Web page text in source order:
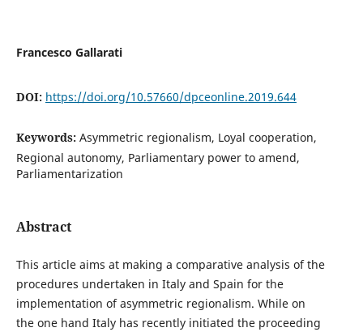
Francesco Gallarati
DOI: https://doi.org/10.57660/dpceonline.2019.644
Keywords: Asymmetric regionalism, Loyal cooperation,
Regional autonomy, Parliamentary power to amend,
Parliamentarization
Abstract
This article aims at making a comparative analysis of the
procedures undertaken in Italy and Spain for the
implementation of asymmetric regionalism. While on
the one hand Italy has recently initiated the proceeding